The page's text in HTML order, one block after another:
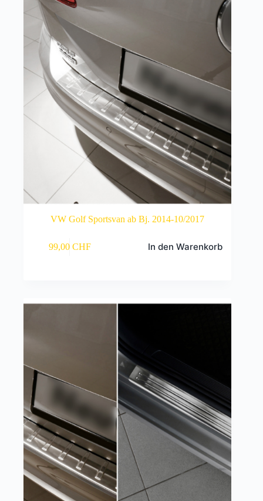
VW Golf Sportsvan ab Bj. 2014-10/2017
99,00 CHF In den Warenkorb